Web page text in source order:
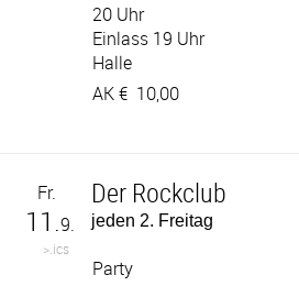
20 Uhr
Einlass 19 Uhr
Halle
AK € 10,00
Fr.
11.9.
>.ics
Der Rockclub
jeden 2. Freitag
Party